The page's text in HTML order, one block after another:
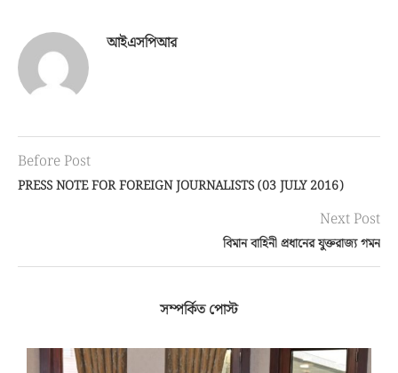
আইএসপিআর
Before Post
PRESS NOTE FOR FOREIGN JOURNALISTS (03 JULY 2016)
Next Post
বিমান বাহিনী প্রধানের যুক্তরাজ্য গমন
সম্পর্কিত পোস্ট